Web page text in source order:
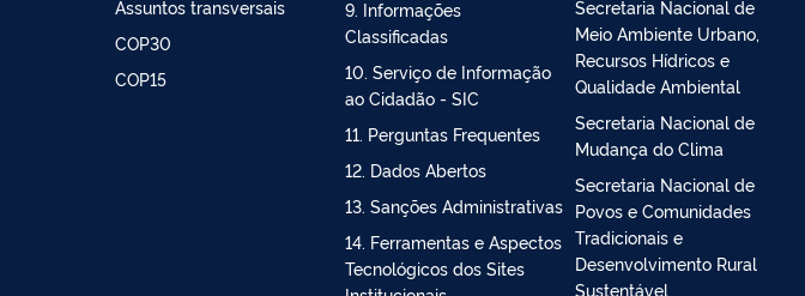
Povos e Comunidades
Tradicionais
Assuntos transversais
8. Servidores (ou
Empregados Públicos)
9. Informações
Classificadas
10. Serviço de Informação
ao Cidadão - SIC
11. Perguntas Frequentes
12. Dados Abertos
13. Sanções Administrativas
e Ordenamento Ambiental
Territorial
Secretaria Nacional de
Recursos Hídricos e
Qualidade Ambiental
Secretaria Nacional de
Mudança do Clima
Secretaria Nacional de
Povos e Comunidades